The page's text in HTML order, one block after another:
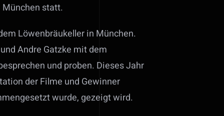
München statt.
Löwenbräukeller in München.
Andre Gatzke mit dem
und proben. Dieses Jahr
der Filme und Gewinner
wurde, gezeigt wird.